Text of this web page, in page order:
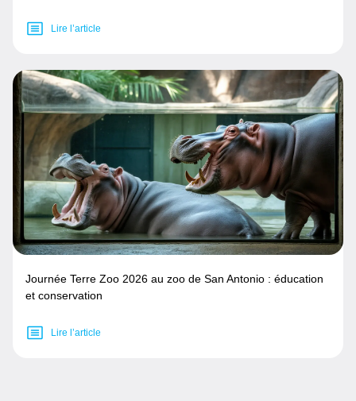
Lire l’article
Journée Terre Zoo 2026 au zoo de San Antonio : éducation
et conservation
Lire l’article